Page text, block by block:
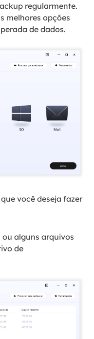
regularmente.
melhores opções
de dados.
você deseja fazer
alguns arquivos
de